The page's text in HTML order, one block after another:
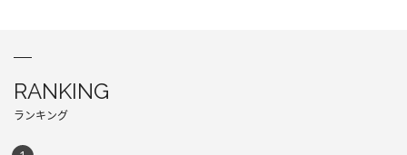
RANKING
ランキング